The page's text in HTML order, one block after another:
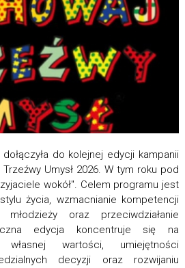
do kolejnej edycji kampanii
Umysł 2026. W tym roku pod
wokół". Celem programu jest
życia, wzmacnianie kompetencji
oraz przeciwdziałanie
edycja koncentruje się na
wartości, umiejętności
decyzji oraz rozwijaniu